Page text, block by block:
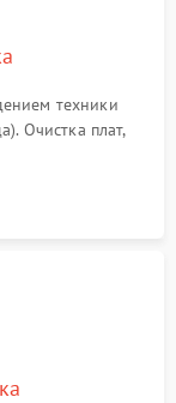
техники
Очистка плат,
и замыканий.